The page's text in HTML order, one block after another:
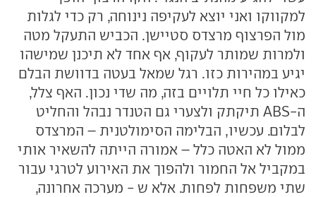
למקווקו ואני יוצא לעקיפה נינוחה, רק כדי לגלות
מול הפרצוף מרצדס סטיישן. הכביש התעקל מטה
ולמרות שמותר לעקוף, אף אחד לא תיכנן שמישהו
יגיע במהירות כזו. רגל שמאל בעטה בדוושת הבלם
כאילו כל חיי תלויים בזה, מה שדי נכון. האף צלל,
ה-ABS תיקתק ולצערי גם הטנדר נבהל והחליט
לבלום. עכשיו, הבלימה הסימולטנית – המרצדס
ממול לא האטה כלל – אמורה הייתה להשאיר אותי
במקביל אל החמור ולהפוך את האירוע לטרגי עבור
שתי משפחות לפחות. אלא ש - מערכה אחרונה,